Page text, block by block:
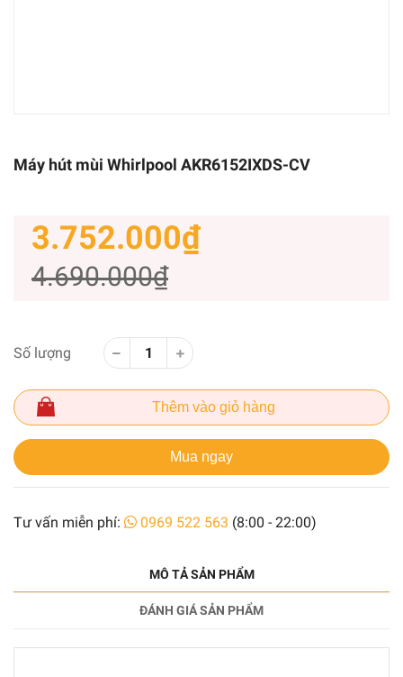
Máy hút mùi Whirlpool AKR6152IXDS-CV
3.752.000₫
4.690.000₫
Số lượng
Thêm vào giỏ hàng
Mua ngay
Tư vấn miễn phí: 0969 522 563 (8:00 - 22:00)
MÔ TẢ SẢN PHẨM
ĐÁNH GIÁ SẢN PHẨM